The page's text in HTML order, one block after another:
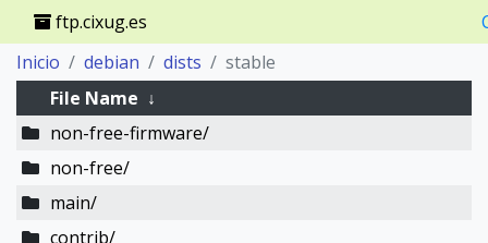
ftp.cixug.es
Inicio
debian dists
stable
File Name ↓
non-free-firmware/
non-free/
main/
contrib/